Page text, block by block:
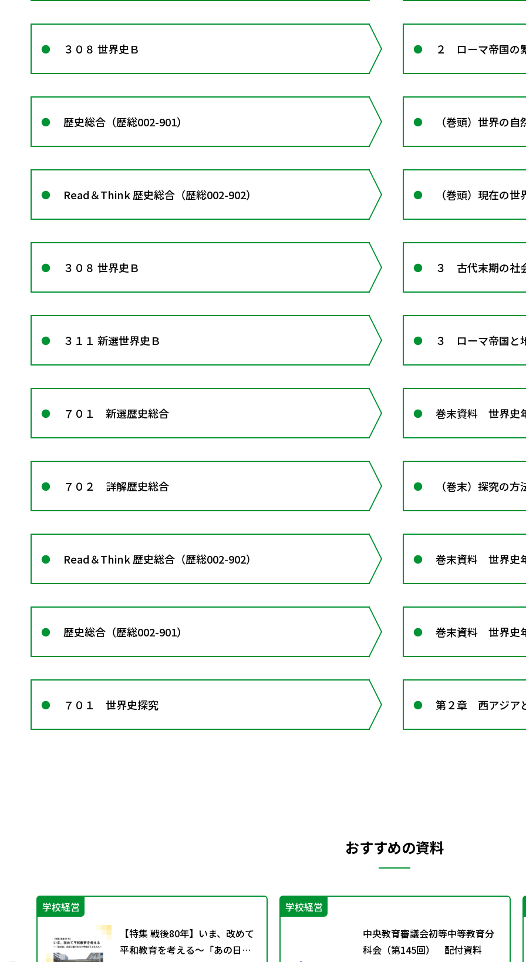
３０８ 世界史Ｂ ２ ローマ帝国の
歴史総合（歴総002-901） （巻頭）世界の
Read＆Think 歴史総合（歴総002-902） （巻頭）現在の
３０８ 世界史Ｂ ３ 古代末期の社
３１１ 新選世界史Ｂ ３ ローマ帝国と
７０１ 新選歴史総合 巻末資料 世界史
７０２ 詳解歴史総合 （巻末）探究の
Read＆Think 歴史総合（歴総002-902） 巻末資料 世界史
歴史総合（歴総002-901） 巻末資料 世界史
７０１ 世界史探究 第２章 西アジア
おすすめの資料
学校経営
【特集 戦後80年】いま、改めて
平和教育を考える〜「あの日」
学校経営
中央教育審議会初等中等教育分
科会（第145回） 配付資料